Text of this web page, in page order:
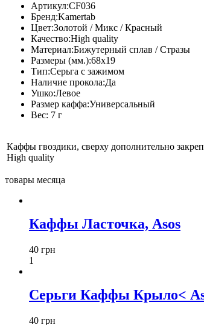
Артикул:CF036
Бренд:Kamertab
Цвет:Золотой / Микс / Красный
Качество:High quality
Материал:Бижутерный сплав / Стразы
Размеры (мм.):68х19
Тип:Серьга с зажимом
Наличие прокола:Да
Ушко:Левое
Размер каффа:Универсальный
Вес: 7 г
Каффы гвоздики, сверху дополнительно
High quality
товары месяца
Каффы Ласточка, Asos
40 грн
1
Серьги Каффы Крыло<
40 грн